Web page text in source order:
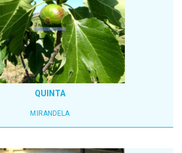
QUINTA
MIRANDELA